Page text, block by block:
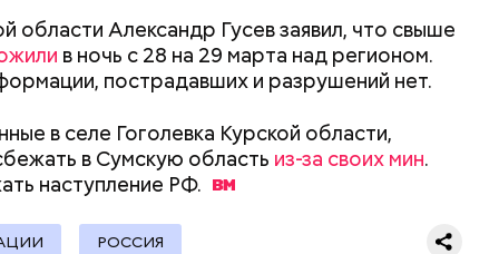
области Александр Гусев заявил, что свыше
в ночь с 28 на 29 марта над регионом.
пострадавших и разрушений нет.
в селе Гоголевка Курской области,
в Сумскую область из-за своих мин.
наступление РФ.
РОССИЯ
Калинчев рассказал, что существует
растение.
такой Роберт
просят
Маникюр кокошником
украшу: тренды маникюра в
Москве летом 2026